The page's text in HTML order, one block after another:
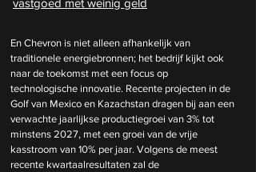
En Chevron is niet alleen afhankelijk van
traditionele energiebronnen; het bedrijf kijkt ook
naar de toekomst met een focus op
technologische innovatie. Recente projecten in de
Golf van Mexico en Kazachstan dragen bij aan een
verwachte jaarlijkse productiegroei van 3% tot
minstens 2027, met een groei van de vrije
kasstroom van 10% per jaar. Volgens de meest
recente kwartaalresultaten zal de